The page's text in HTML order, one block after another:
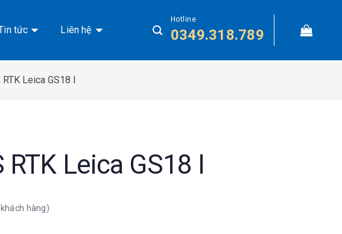
tức Liên hệ
Hotline
0349.318.789
RTK Leica GS18 I
RTK Leica GS18 I
hàng)